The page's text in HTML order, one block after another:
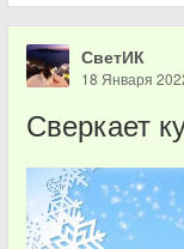
СветИК
18 Января
Сверкает